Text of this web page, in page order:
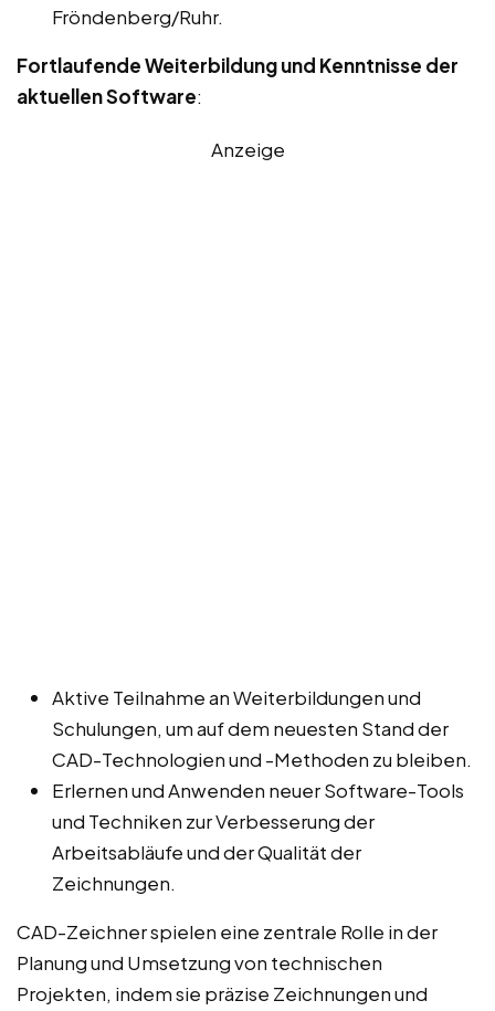
Fröndenberg/Ruhr.
Fortlaufende Weiterbildung und Kenntnisse der
aktuellen Software:
Anzeige
Aktive Teilnahme an Weiterbildungen und
Schulungen, um auf dem neuesten Stand der
CAD-Technologien und -Methoden zu bleiben.
Erlernen und Anwenden neuer Software-Tools
und Techniken zur Verbesserung der
Arbeitsabläufe und der Qualität der
Zeichnungen.
CAD-Zeichner spielen eine zentrale Rolle in der
Planung und Umsetzung von technischen
Projekten, indem sie präzise Zeichnungen und